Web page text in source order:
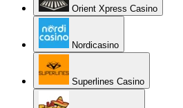
Orient Xpress Casino
Nordicasino
Superlines Casino